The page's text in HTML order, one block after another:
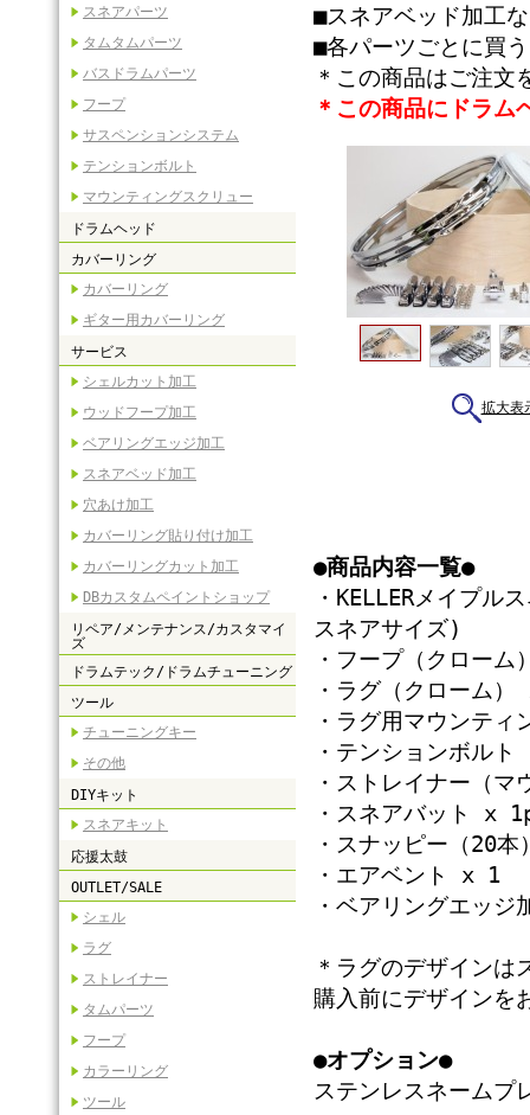
スネアパーツ
タムタムパーツ
バスドラムパーツ
フープ
サスペンションシステム
テンションボルト
マウンティングスクリュー
ドラムヘッド
カバーリング
カバーリング
ギター用カバーリング
サービス
シェルカット加工
ウッドフープ加工
ベアリングエッジ加工
スネアベッド加工
穴あけ加工
カバーリング貼り付け加工
カバーリングカット加工
DBカスタムペイントショップ
リペア/メンテナンス/カスタマイ
ズ
ドラムテック/ドラムチューニング
ツール
チューニングキー
その他
DIYキット
スネアキット
応援太鼓
OUTLET/SALE
シェル
ラグ
ストレイナー
タムパーツ
フープ
カラーリング
ツール
■スネアベッド加工
■各パーツごとに買
＊この商品はご注文
＊この商品にドラム
拡大表
●商品内容一覧●
・KELLERメイプ
スネアサイズ)
・フープ（クロー
・ラグ（クローム
・ラグ用マウンテ
・テンションボル
・ストレイナー（
・スネアバット x
・スナッピー（20
・エアベント x 1
・ベアリングエッジ
＊ラグのデザインは
購入前にデザインを
●オプション●
ステンレスネーム